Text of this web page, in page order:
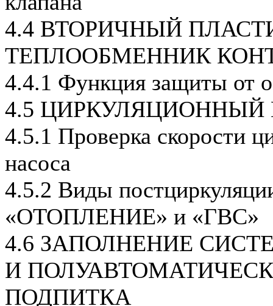
4.4 ВТОРИЧНЫЙ
ТЕПЛООБМЕННИК
4.4.1 Функция защиты от
4.5 ЦИРКУЛЯЦИОННЫЙ
4.5.1 Проверка скорости
насоса
4.5.2 Виды
«ОТОПЛЕНИЕ» и «ГВС»
4.6 ЗАПОЛНЕНИЕ
И
ПОДПИТКА